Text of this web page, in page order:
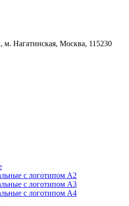
м. Нагатинская, Москва, 115230
с логотипом А2
с логотипом А3
с логотипом А4